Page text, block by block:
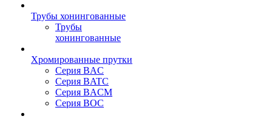
Трубы хонингованные
Трубы
хонингованные
Хромированные прутки
Серия BAC
Серия BATC
Серия BACM
Серия BOC